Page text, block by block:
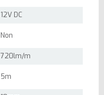
12V DC
Non
720lm/m
5m